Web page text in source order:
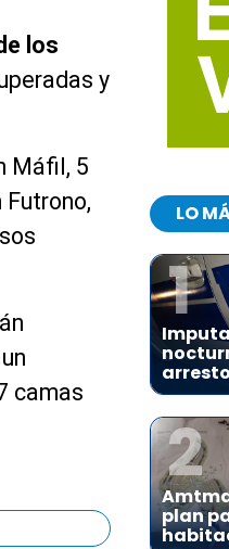
los
y
Máfil, 5
camas
LO
1
2
plan